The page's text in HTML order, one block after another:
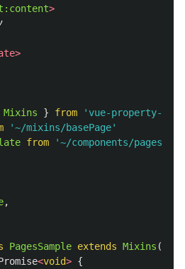
>
Mixins } from ' vue-property-
'~/mixins/basePage'
from '~/components/pages/
,
PagesSample extends Mixins (
<void> {